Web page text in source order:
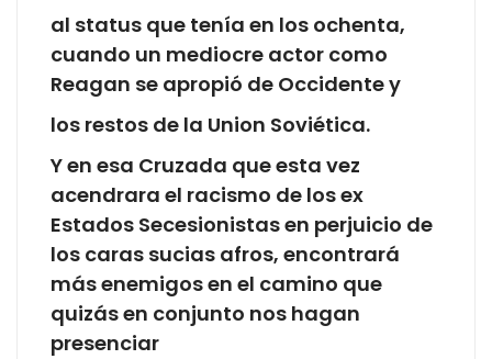
al status que tenía en los ochenta,
cuando un mediocre actor como
Reagan se apropió de Occidente y
los restos de la Union Soviética.
Y en esa Cruzada que esta vez
acendrara el racismo de los ex
Estados Secesionistas en perjuicio de
los caras sucias afros, encontrará
más enemigos en el camino que
quizás en conjunto nos hagan
presenciar